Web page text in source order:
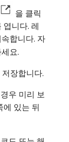
을 클릭
니다. 레
합니다. 자
요.
장합니다.
우 미리 보
에 있는 뒤